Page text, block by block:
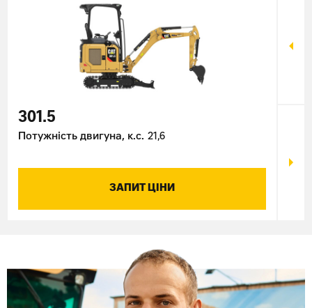
301.5
Потужність двигуна, к.с. 21,6
ЗАПИТ ЦІНИ